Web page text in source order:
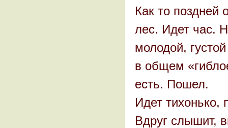
Как то поздней
лес. Идет час.
молодой,
в общем
есть. Пошел.
Идет тихонько,
Вдруг слышит,